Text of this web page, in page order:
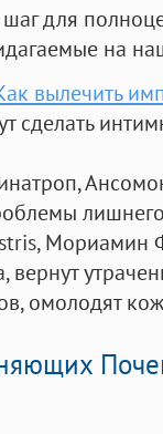
для
на
вылечить
сделать
Мориамин
омолодят